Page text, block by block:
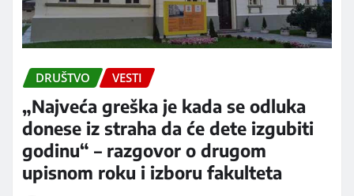
DRUŠTVO VESTI
„Najveća greška je kada se odluka
donese iz straha da će dete izgubiti
godinu“ – razgovor o drugom
upisnom roku i izboru fakulteta